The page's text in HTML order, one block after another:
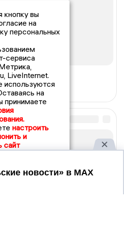
кнопку вы
на
персональных
сервиса
LiveInternet.
используются
на
принимаете
настроить
и
сайт